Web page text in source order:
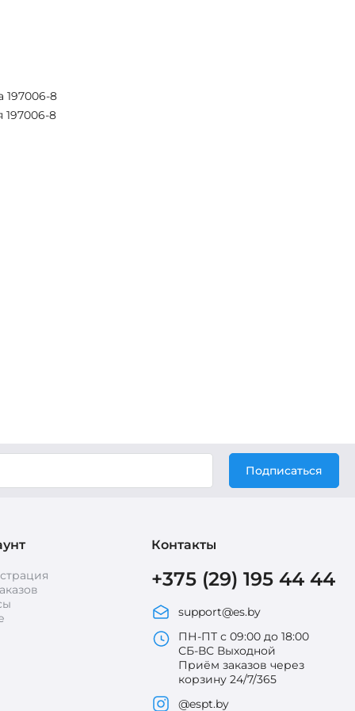
197006-8
197006-8
Подписаться
Контакты
+375 (29) 195 44 44
support@es.by
ПН-ПТ с 09:00 до 18:00
СБ-ВС Выходной
Приём заказов через
корзину 24/7/365
@espt.by